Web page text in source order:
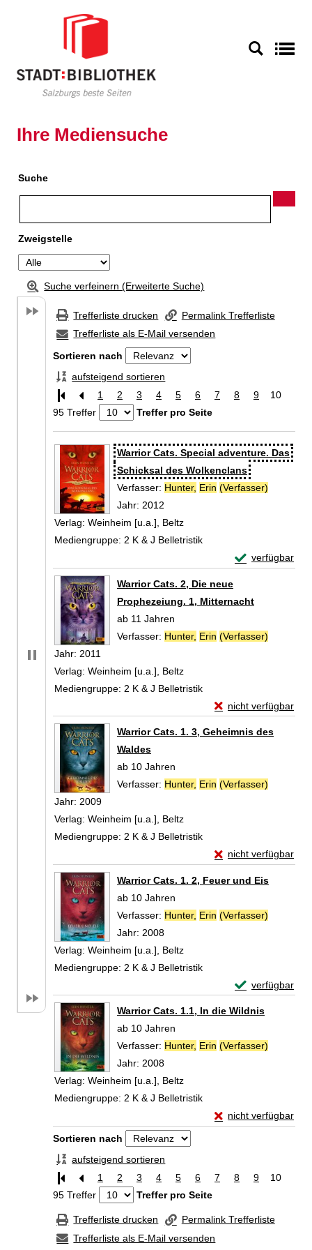
Ihre Mediensuche
Suche
Zweigstelle
Suche verfeinern (Erweiterte Suche)
Trefferliste drucken
Permalink Trefferliste
Trefferliste als E-Mail versenden
Sortieren nach
aufsteigend sortieren
1
2 3 4 5 6 7 8 9
10
95 Treffer
Treffer pro Seite
Suchergebnis
Zu den Suchfiltern springen
Warrior Cats. Special adventure. Das
Schicksal des Wolkenclans
Verfasser: Hunter, Erin (Verfasser)
Jahr: 2012
Verlag: Weinheim [u.a.], Beltz
Mediengruppe: 2 K & J Belletristik
verfügbar
Exemplar-
Warrior Cats. 2, Die neue
Prophezeiung. 1, Mitternacht
ab 11 Jahren
Verfasser: Hunter, Erin (Verfasser)
Jahr: 2011
Verlag: Weinheim [u.a.], Beltz
Mediengruppe: 2 K & J Belletristik
nicht verfügbar
Exemplar-Details
Warrior Cats. 1. 3, Geheimnis des
Waldes
ab 10 Jahren
Verfasser: Hunter, Erin (Verfasser)
Jahr: 2009
Verlag: Weinheim [u.a.], Beltz
Mediengruppe: 2 K & J Belletristik
nicht verfügbar
Exemplar-Details
Warrior Cats. 1. 2, Feuer und Eis
ab 10 Jahren
Verfasser: Hunter, Erin (Verfasser)
Jahr: 2008
Verlag: Weinheim [u.a.], Beltz
Mediengruppe: 2 K & J Belletristik
verfügbar
Exemplar-
Warrior Cats. 1.1, In die Wildnis
ab 10 Jahren
Verfasser: Hunter, Erin (Verfasser)
Jahr: 2008
Verlag: Weinheim [u.a.], Beltz
Mediengruppe: 2 K & J Belletristik
nicht verfügbar
Exemplar-Details
Zu den Suchfiltern springen
Sortieren nach
aufsteigend sortieren
1
2 3 4 5 6 7 8 9
10
95 Treffer
Treffer pro Seite
Trefferliste drucken
Permalink Trefferliste
Trefferliste als E-Mail versenden